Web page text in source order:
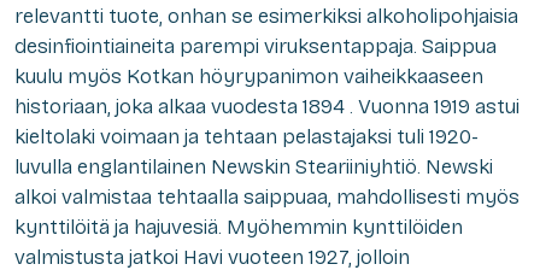
relevantti tuote, onhan se esimerkiksi alkoholipohjaisia
desinfiointiaineita parempi viruksentappaja. Saippua
kuulu myös Kotkan höyrypanimon vaiheikkaaseen
historiaan, joka alkaa vuodesta 1894 . Vuonna 1919 astui
kieltolaki voimaan ja tehtaan pelastajaksi tuli 1920-
luvulla englantilainen Newskin Steariiniyhtiö. Newski
alkoi valmistaa tehtaalla saippuaa, mahdollisesti myös
kynttilöitä ja hajuvesiä. Myöhemmin kynttilöiden
valmistusta jatkoi Havi vuoteen 1927, jolloin